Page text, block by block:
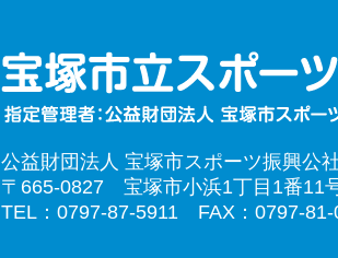
公益財団法人 宝塚市スポーツ振興公
〒665-0827 宝塚市小浜1丁目1番11
TEL：0797-87-5911 FAX：0797-81-